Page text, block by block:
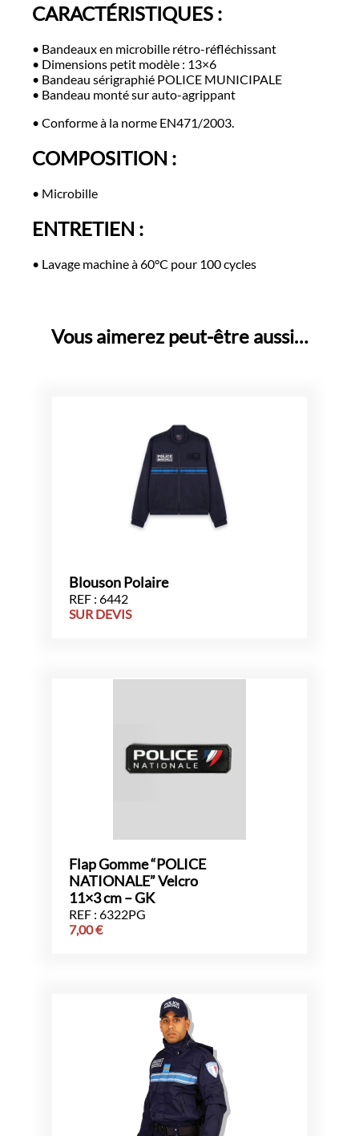
CARACTÉRISTIQUES :
• Bandeaux en microbille rétro-réfléchissant
• Dimensions petit modèle : 13×6
• Bandeau sérigraphié POLICE MUNICIPALE
• Bandeau monté sur auto-agrippant
• Conforme à la norme EN471/2003.
COMPOSITION :
• Microbille
ENTRETIEN :
• Lavage machine à 60°C pour 100 cycles
Vous aimerez peut-être aussi…
Blouson Polaire
REF : 6442
SUR DEVIS
Flap Gomme “POLICE
NATIONALE” Velcro
11×3 cm – GK
REF : 6322PG
7,00€